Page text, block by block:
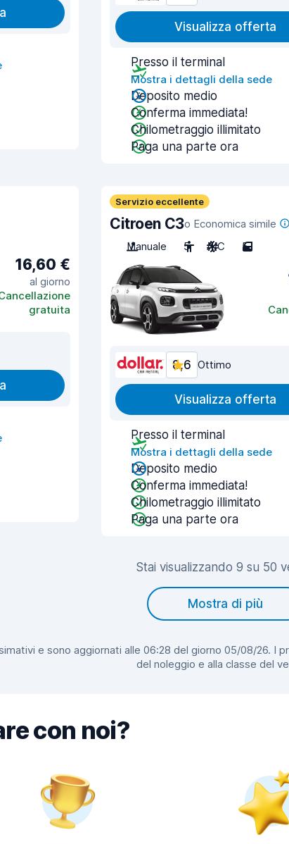
Visualizza offerta
Presso il terminal
Mostra i dettagli della sede
Deposito medio
Conferma immediata!
Chilometraggio illimitato
Paga una parte ora
16,60 €
al giorno
gratuita
Servizio eccellente
Citroen C3o Economica simile
Manuale
5 A/C 5
8,6 Ottimo
Visualizza offerta
Presso il terminal
Mostra i dettagli della sede
Deposito medio
Conferma immediata!
Chilometraggio illimitato
Paga una parte ora
Stai visualizzando 9 su 50
Mostra di più
e sono aggiornati alle 06:28 del giorno 05/08/26. I
del noleggio e alla classe del
con noi?